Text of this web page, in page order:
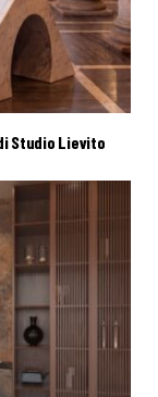
Studio Lievito